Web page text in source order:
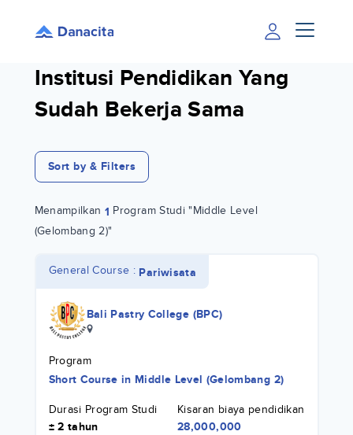
Institusi Pendidikan Yang
Sudah Bekerja Sama
Sort by & Filters
Menampilkan 1 Program Studi "Middle Level
(Gelombang 2)"
General Course : Pariwisata
Bali Pastry College (BPC)
Program
Short Course in Middle Level (Gelombang 2)
Durasi Program Studi
± 2 tahun
Kisaran biaya pendidikan
28,000,000